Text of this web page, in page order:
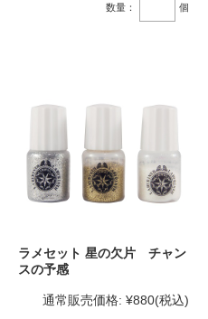
数量： 個
ラメセット 星の欠片 チャン
スの予感
通常販売価格: ¥880(税込)